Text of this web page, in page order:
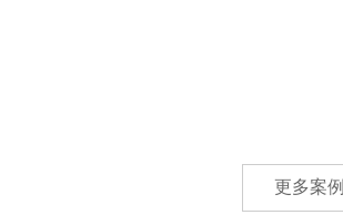
更多案例